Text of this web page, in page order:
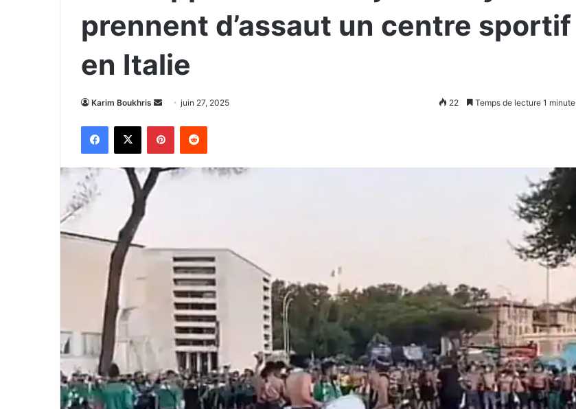
prennent d’assaut un centre sportif
en Italie
Karim Boukhris
Envoyer
courriel
juin 27, 2025 22 Temps de lecture 1 minute
Facebook
X PinterestReddit